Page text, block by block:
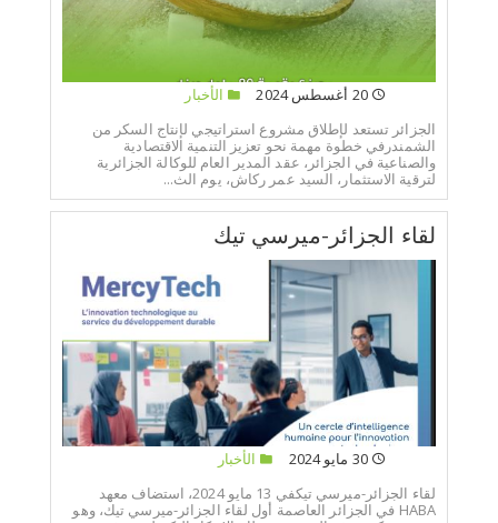
20 أغسطس 2024
الأخبار
الجزائر تستعد لإطلاق مشروع استراتيجي لإنتاج السكر من
الشمندرفي خطوة مهمة نحو تعزيز التنمية الاقتصادية
والصناعية في الجزائر، عقد المدير العام للوكالة الجزائرية
لترقية الاستثمار، السيد عمر ركاش، يوم الث...
لقاء الجزائر-ميرسي تيك
30 مايو 2024
الأخبار
لقاء الجزائر-ميرسي تيكفي 13 مايو 2024، استضاف معهد
HABA في الجزائر العاصمة أول لقاء الجزائر-ميرسي تيك، وهو